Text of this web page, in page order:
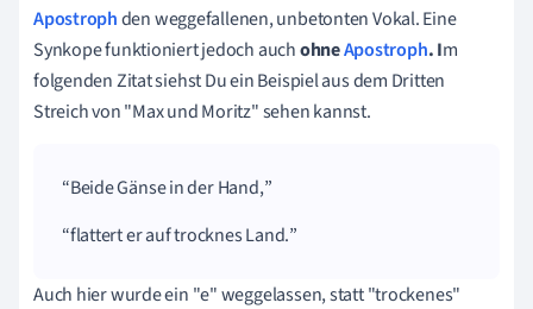
Apostrophden weggefallenen, unbetonten Vokal. Eine
Synkope funktioniert jedoch auchohneApostroph. Im
folgenden Zitat siehst Du ein Beispiel aus dem Dritten
Streich von "Max und Moritz" sehen kannst.
Beide Gänse in der Hand,
flattert er auf trocknes Land.
Auch hier wurde ein "e" weggelassen, statt "trockenes"